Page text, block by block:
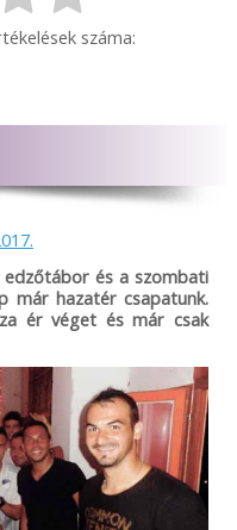
száma:
edzőtábor és a szombati
már hazatér csapatunk.
ér véget és már csak